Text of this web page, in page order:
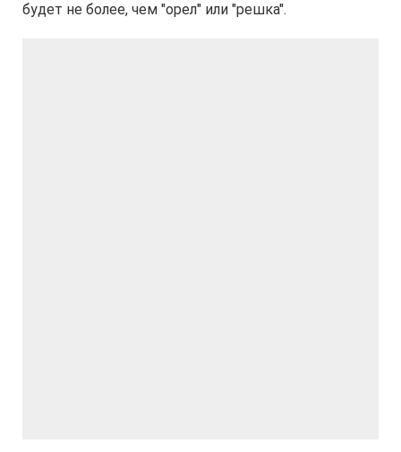
будет не более, чем "орел" или "решка".